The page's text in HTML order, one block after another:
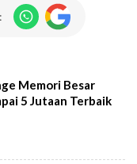
Memori Besar
5 Jutaan Terbaik